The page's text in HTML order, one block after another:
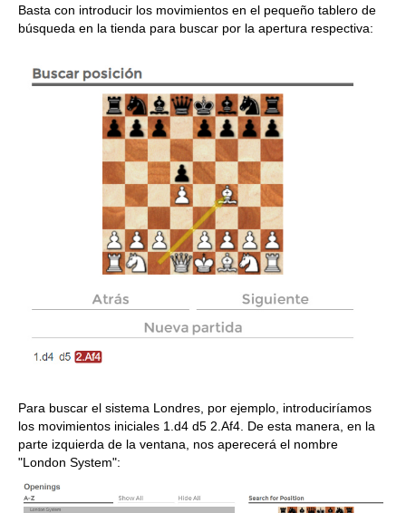
Basta con introducir los movimientos en el pequeño tablero de
búsqueda en la tienda para buscar por la apertura respectiva:
Para buscar el sistema Londres, por ejemplo, introduciríamos
los movimientos iniciales 1.d4 d5 2.Af4. De esta manera, en la
parte izquierda de la ventana, nos aperecerá el nombre
"London System":